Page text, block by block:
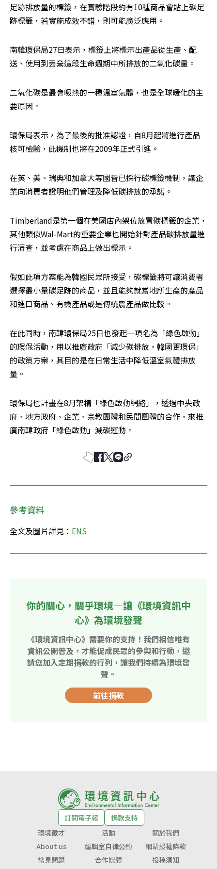
足跡排放量的標籤，在實驗階段約有10種商品會貼上碳足
跡標籤，若實施成效不錯，則可能廣泛應用。
南韓環保局27日表示，標籤上將標示出產品從生產、配
送、使用到丟棄這段生命週期中所排放的二氧化碳量。
二氧化碳是最會吸熱的一種溫室氣體，也是全球暖化的主
要原因。
環保局表示，為了最後的批准認證，自8月起將進行產品
核可檢驗，此機制也將在2009年正式引進。
在英、美、瑞典和加拿大等國皆已採行碳標籤機制，讓企
業向消費者證明他們管理及降低碳排放的承諾。
Timberland是第一個在美國店內架位放置碳標籤的企業，
其他類似Wal-Mart的重要企業也開始針對產品碳排放量進
行清查，並考慮在商品上做出標示。
假如此項方案能為韓國民眾所接受，碳標籤將可讓消費者
選擇最小量碳足跡的商品，並且能夠就當地所生產的產品
和進口商品、有機產品或是傳統農產品做比較。
在此同時，南韓環保局25日也發起一項名為「綠色啟動」
的環保活動，用以推廣政府「減少碳排放，韓國更環保」
的政策方案，其目的是在日常生活中降低溫室氣體排放
量。
環保局也計畫在8月架構「綠色啟動網絡」，透過中央政
府、地方政府、企業、宗教團體和民間團體的合作，來推
廣南韓政府「綠色啟動」減碳運動。
參考資料
全文及圖片詳見： ENS
你的關心，關乎環境—讓《環境資訊中
心》為環境發聲
《環境資訊中心》需要你的支持！我們相信唯有
資訊公開普及，才能促成民眾的參與和行動，邀
請您加入定期捐款的行列，讓我們持續為環境發
聲。
前往捐款
訂閱電子報
捐款支持
環境徵才
活動
關於我們
About us
編輯室自律公約
網站授權條款
常見問題
合作媒體
投稿須知